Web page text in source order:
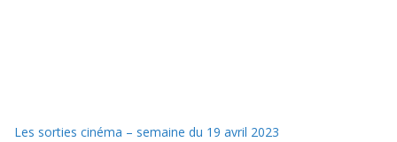
Les sorties cinéma – semaine du 19 avril 2023